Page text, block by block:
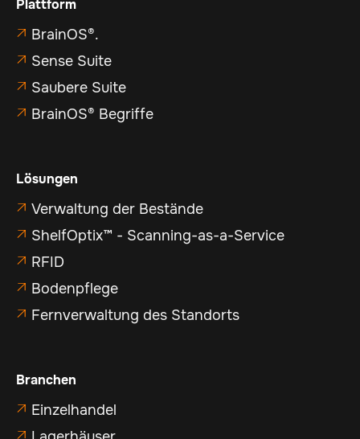
Plattform
 BrainOS®.
 Sense Suite
 Saubere Suite
 BrainOS® Begriffe
Lösungen
 Verwaltung der Bestände
 ShelfOptix™ - Scanning-as-a-Service
 RFID
 Bodenpflege
 Fernverwaltung des Standorts
Branchen
 Einzelhandel
